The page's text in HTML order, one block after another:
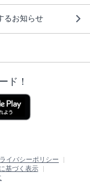
るお知らせ
ド！
イバシーポリシー
基づく表示